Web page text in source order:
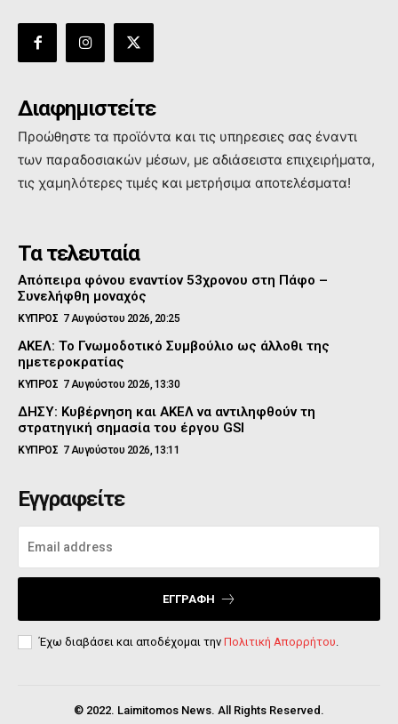
Διαφημιστείτε
Προώθηστε τα προϊόντα και τις υπηρεσιες σας έναντι
των παραδοσιακών μέσων, με αδιάσειστα επιχειρήματα,
τις χαμηλότερες τιμές και μετρήσιμα αποτελέσματα!
Τα τελευταία
Απόπειρα φόνου εναντίον 53χρονου στη Πάφο –
Συνελήφθη μοναχός
ΚΥΠΡΟΣ 7 Αυγούστου 2026, 20:25
ΑΚΕΛ: Το Γνωμοδοτικό Συμβούλιο ως άλλοθι της
ημετεροκρατίας
ΚΥΠΡΟΣ 7 Αυγούστου 2026, 13:30
ΔΗΣΥ: Κυβέρνηση και ΑΚΕΛ να αντιληφθούν τη
στρατηγική σημασία του έργου GSI
ΚΥΠΡΟΣ 7 Αυγούστου 2026, 13:11
Εγγραφείτε
ΕΓΓΡΑΦΉ
Έχω διαβάσει και αποδέχομαι την Πολιτική Απορρήτου.
© 2022. Laimitomos News. All Rights Reserved.